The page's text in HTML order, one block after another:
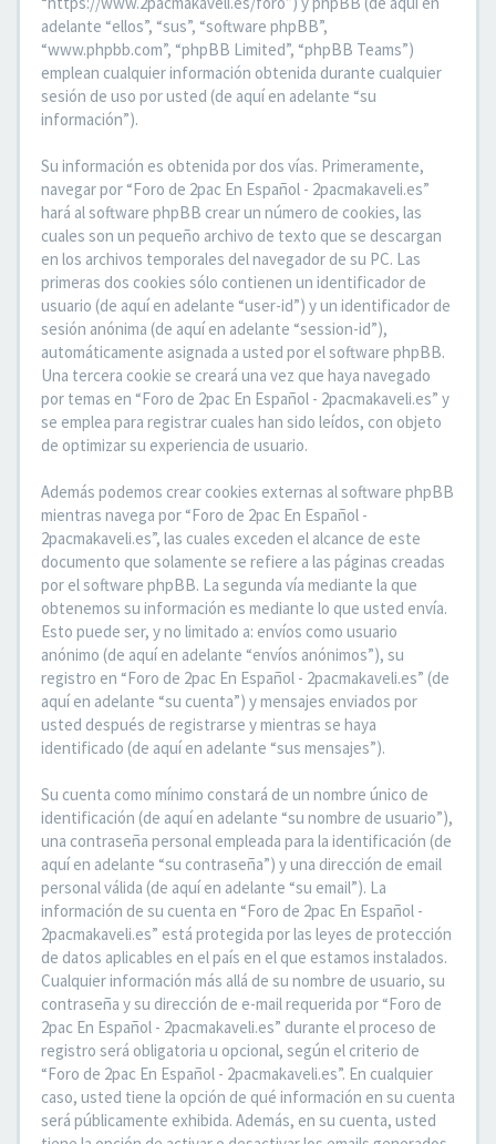
adelante “ellos”, “sus”, “software phpBB”,
“www.phpbb.com”, “phpBB Limited”, “phpBB Teams”)
emplean cualquier información obtenida durante cualquier
sesión de uso por usted (de aquí en adelante “su
información”).
Su información es obtenida por dos vías. Primeramente,
navegar por “Foro de 2pac En Español - 2pacmakaveli.es”
hará al software phpBB crear un número de cookies, las
cuales son un pequeño archivo de texto que se descargan
en los archivos temporales del navegador de su PC. Las
primeras dos cookies sólo contienen un identificador de
usuario (de aquí en adelante “user-id”) y un identificador de
sesión anónima (de aquí en adelante “session-id”),
automáticamente asignada a usted por el software phpBB.
Una tercera cookie se creará una vez que haya navegado
por temas en “Foro de 2pac En Español - 2pacmakaveli.es” y
se emplea para registrar cuales han sido leídos, con objeto
de optimizar su experiencia de usuario.
Además podemos crear cookies externas al software phpBB
mientras navega por “Foro de 2pac En Español -
2pacmakaveli.es”, las cuales exceden el alcance de este
documento que solamente se refiere a las páginas creadas
por el software phpBB. La segunda vía mediante la que
obtenemos su información es mediante lo que usted envía.
Esto puede ser, y no limitado a: envíos como usuario
anónimo (de aquí en adelante “envíos anónimos”), su
registro en “Foro de 2pac En Español - 2pacmakaveli.es” (de
aquí en adelante “su cuenta”) y mensajes enviados por
usted después de registrarse y mientras se haya
identificado (de aquí en adelante “sus mensajes”).
Su cuenta como mínimo constará de un nombre único de
identificación (de aquí en adelante “su nombre de usuario”),
una contraseña personal empleada para la identificación (de
aquí en adelante “su contraseña”) y una dirección de email
personal válida (de aquí en adelante “su email”). La
información de su cuenta en “Foro de 2pac En Español -
2pacmakaveli.es” está protegida por las leyes de protección
de datos aplicables en el país en el que estamos instalados.
Cualquier información más allá de su nombre de usuario, su
contraseña y su dirección de e-mail requerida por “Foro de
2pac En Español - 2pacmakaveli.es” durante el proceso de
registro será obligatoria u opcional, según el criterio de
“Foro de 2pac En Español - 2pacmakaveli.es”. En cualquier
caso, usted tiene la opción de qué información en su cuenta
será públicamente exhibida. Además, en su cuenta, usted